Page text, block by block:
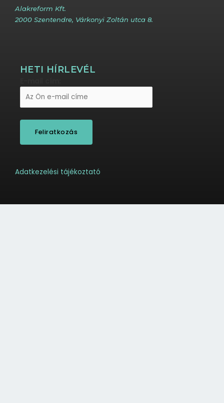
Alakreform Kft.
2000 Szentendre, Várkonyi Zoltán utca 8.
HETI HÍRLEVÉL
Adatkezelési tájékoztató